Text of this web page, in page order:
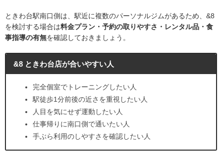
ときわ台駅南口側は、駅近に複数のパーソナルジムがあるため、&8
を検討する場合は料金プラン・予約の取りやすさ・レンタル品・食
事指導の有無を確認しておきましょう。
&8 ときわ台店が合いやすい人
完全個室でトレーニングしたい人
駅徒歩1分前後の近さを重視したい人
人目を気にせず運動したい人
仕事帰りに南口側で通いたい人
手ぶら利用のしやすさを確認したい人